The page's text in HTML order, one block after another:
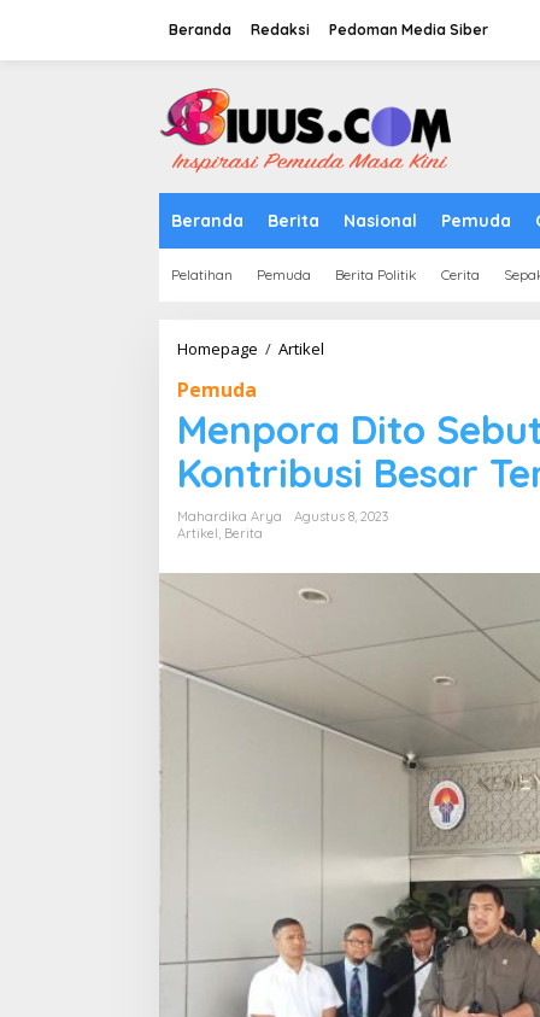
Beranda Redaksi Pedoman Media Siber
Beranda Berita Nasional Pemuda
Pelatihan Pemuda Berita Politik Cerita
Homepage / Artikel
Indonesia
Memberikan
Kontribusi
Besar
Perdamaian
Pemuda
Menpora Dito
Kontribusi Besar
Mahardika Arya
Agustus 8, 2023
Artikel, Berita